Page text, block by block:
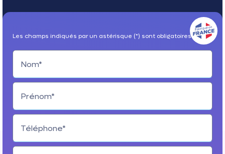
Les champs indiqués par un astérisque (*) sont obligatoires
Nom*
Prénom*
Téléphone*